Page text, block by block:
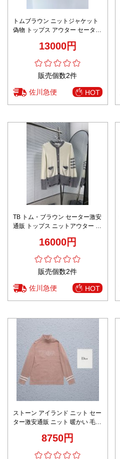
トムブラウン ニットジャケット
偽物 トップス アウター セーター
13000円
販売個数2件
佐川急便 HOT
TB トム・ブラウン セーター激安
通販 トップス ニットアウター 柔
16000円
販売個数2件
佐川急便 HOT
ストーン アイランド ニット セー
ター激安通販 ニット 暖かい 毛玉
8750円